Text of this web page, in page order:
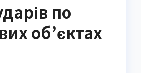
по
об’єктах